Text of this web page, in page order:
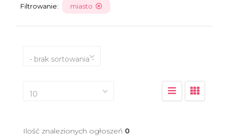
Filtrowanie: miasto
- brak sortowania -
10
Ilość znalezionych ogłoszeń 0